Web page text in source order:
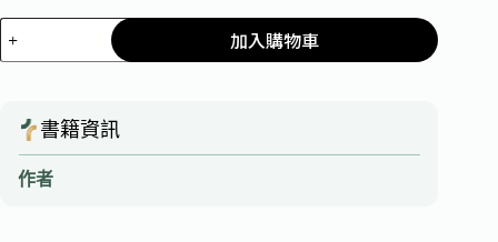
加入購物車
書籍資訊
作者